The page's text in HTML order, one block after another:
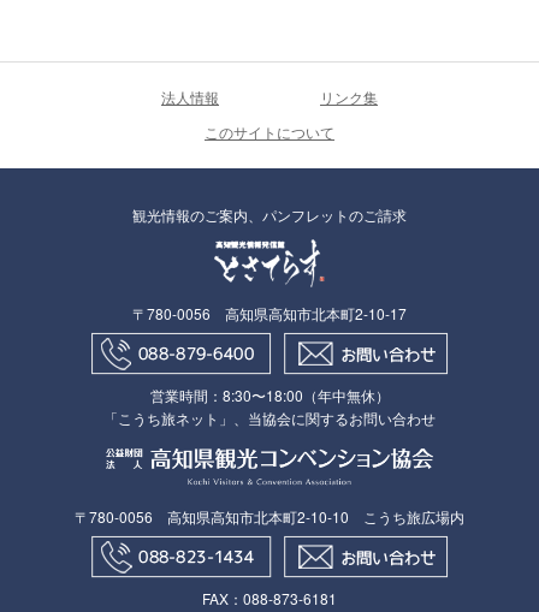
法人情報
リンク集
このサイトについて
観光情報のご案内、パンフレットのご請求
〒780-0056 高知県高知市北本町2-10-17
営業時間：8:30〜18:00（年中無休）
「こうち旅ネット」、当協会に関するお問い合わせ
〒780-0056 高知県高知市北本町2-10-10 こうち旅広場内
FAX：088​-873​-6181